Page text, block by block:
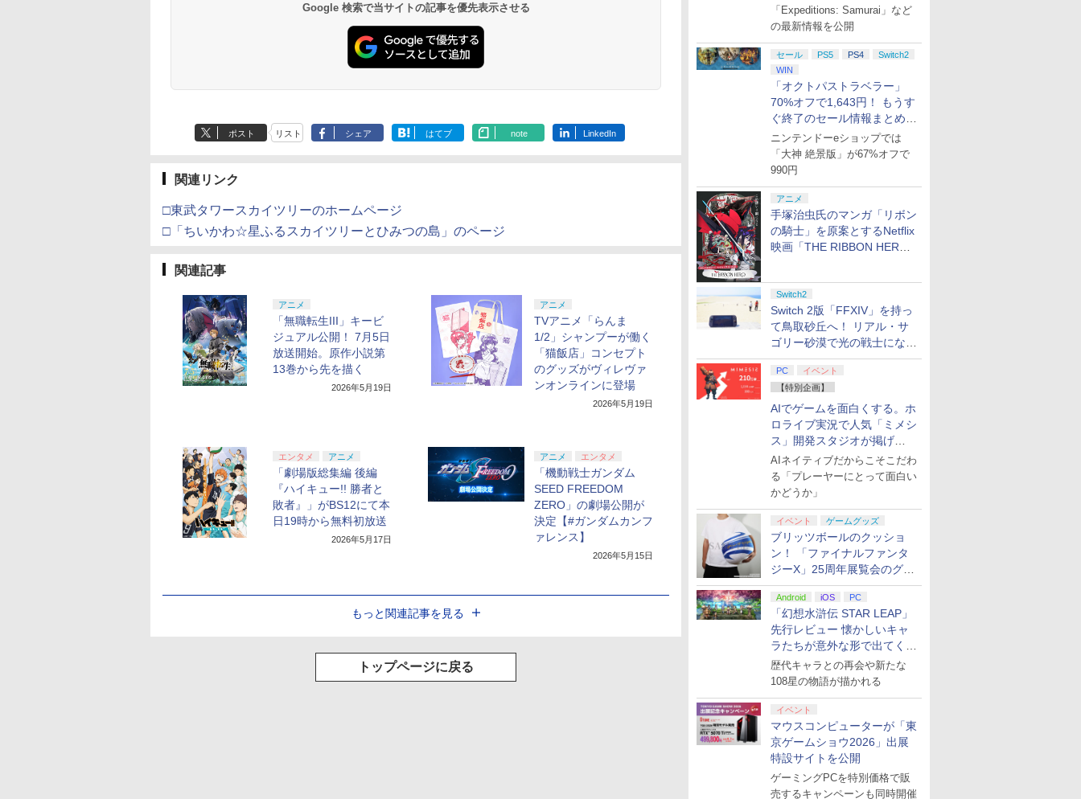
「Expeditions: Samurai」など
の最新情報を公開
セール PS5 PS4
Switch2
WIN
「オクトパストラベラー」
70%オフで1,643円！ もうす
ぐ終了のセール情報まとめ
【8月8日更新】
ニンテンドーeショップでは
「大神 絶景版」が67%オフで
990円
アニメ
手塚治虫氏のマンガ「リボン
の騎士」を原案とするNetflix
映画「THE RIBBON HERO
Switch2
Switch 2版「FFXIV」を持っ
て鳥取砂丘へ！ リアル・サ
ゴリー砂漠で光の戦士になっ
てみた
PC
イベント
【特別企画】
AIでゲームを面白くする。ホ
ロライブ実況で人気「ミメシ
ス」開発スタジオが掲げ
る“AI活用の信念”とは？【講
演レポート】
AIネイティブだからこそこだわ
る「プレーヤーにとって面白い
かどうか」
イベント ゲームグッズ
ブリッツボールのクッショ
ン！ 「ファイナルファンタ
ジーX」25周年展覧会のグッ
ズ情報が公開
Android iOS PC
「幻想水滸伝 STAR LEAP」
先行レビュー 懐かしいキャ
ラたちが意外な形で出てくる
シリーズ完全新作！
歴代キャラとの再会や新たな
108星の物語が描かれる
イベント
マウスコンピューターが「東
京ゲームショウ2026」出展
特設サイトを公開
ゲーミングPCを特別価格で販
売するキャンペーンも同時開催
Google 検索で当サイトの記事を優先表示させる
ポスト リスト シェア はてブ note LinkedIn
関連リンク
□東武タワースカイツリーのホームページ
□「ちいかわ☆星ふるスカイツリーとひみつの島」のページ
関連記事
アニメ
「無職転生III」キービ
ジュアル公開！ 7月5日
放送開始。原作小説第
13巻から先を描く
2026年5月19日
アニメ
TVアニメ「らんま
1/2」シャンプーが働く
「猫飯店」コンセプト
のグッズがヴィレヴァ
ンオンラインに登場
2026年5月19日
エンタメ アニメ
「劇場版総集編 後編
『ハイキュー!! 勝者と
敗者』」がBS12にて本
日19時から無料初放送
2026年5月17日
アニメ エンタメ
「機動戦士ガンダム
SEED FREEDOM
ZERO」の劇場公開が
決定【#ガンダムカンフ
ァレンス】
2026年5月15日
もっと関連記事を見る
トップページに戻る